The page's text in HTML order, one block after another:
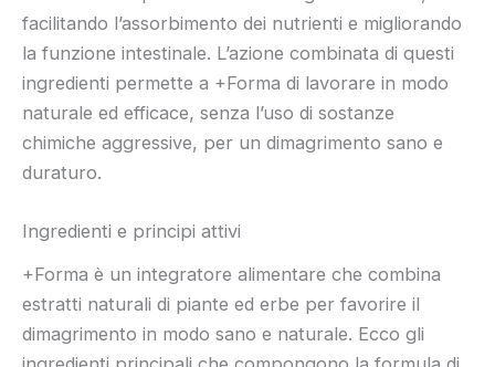
facilitando l’assorbimento dei nutrienti e migliorando
la funzione intestinale. L’azione combinata di questi
ingredienti permette a +Forma di lavorare in modo
naturale ed efficace, senza l’uso di sostanze
chimiche aggressive, per un dimagrimento sano e
duraturo.
Ingredienti e principi attivi
+Forma è un integratore alimentare che combina
estratti naturali di piante ed erbe per favorire il
dimagrimento in modo sano e naturale. Ecco gli